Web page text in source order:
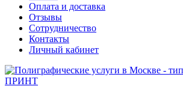
Оплата и доставка
Отзывы
Сотрудничество
Контакты
Личный кабинет